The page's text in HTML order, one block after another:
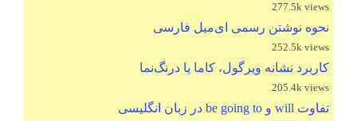
277.5k views
نحوه نوشتن رسمی ای‌میل فارسی
252.5k views
کاربرد نشانه ویرگول، کاما یا درنگ‌نما
205.4k views
تفاوت will و be going to در زبان انگلیسی